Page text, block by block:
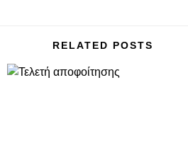
RELATED POSTS